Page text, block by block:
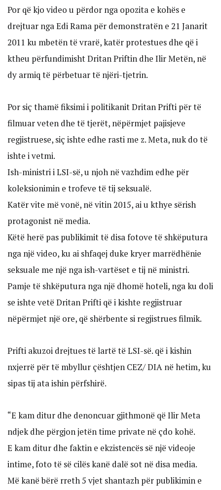
Por që kjo video u përdor nga opozita e kohës e
drejtuar nga Edi Rama për demonstratën e 21 Janarit
2011 ku mbetën të vrarë, katër protestues dhe që i
ktheu përfundimisht Dritan Priftin dhe Ilir Metën, në
dy armiq të përbetuar të njëri-tjetrin.
Por siç thamë fiksimi i politikanit Dritan Prifti për të
filmuar veten dhe të tjerët, nëpërmjet pajisjeve
regjistruese, siç ishte edhe rasti me z. Meta, nuk do të
ishte i vetmi.
Ish-ministri i LSI-së, u njoh në vazhdim edhe për
koleksionimin e trofeve të tij seksualë.
Katër vite më vonë, në vitin 2015, ai u kthye sërish
protagonist në media.
Këtë herë pas publikimit të disa fotove të shkëputura
nga një video, ku ai shfaqej duke kryer marrëdhënie
seksuale me një nga ish-vartëset e tij në ministri.
Pamje të shkëputura nga një dhomë hoteli, nga ku doli
se ishte vetë Dritan Prifti që i kishte regjistruar
nëpërmjet një ore, që shërbente si regjistrues filmik.
Prifti akuzoi drejtues të lartë të LSI-së. që i kishin
nxjerrë për të mbyllur çështjen CEZ/ DIA në hetim, ku
sipas tij ata ishin përfshirë.
“E kam ditur dhe denoncuar gjithmonë që Ilir Meta
ndjek dhe përgjon jetën time private në çdo kohë.
E kam ditur dhe faktin e ekzistencës së një videoje
intime, foto të së cilës kanë dalë sot në disa media.
Më kanë bërë rreth 5 vjet shantazh për publikimin e